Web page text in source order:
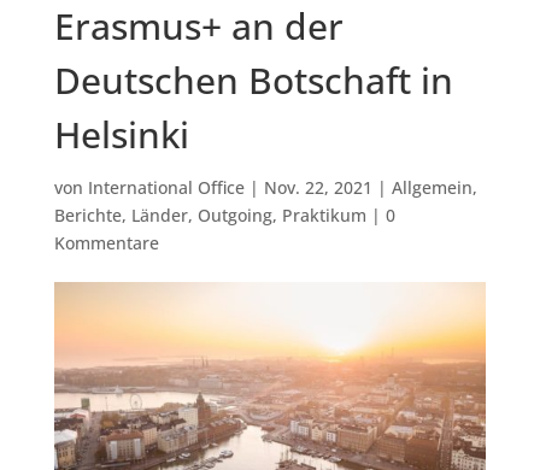
Erasmus+ an der
Deutschen Botschaft in
Helsinki
von International Office| Nov. 22, 2021 | Allgemein,
Berichte, Länder, Outgoing, Praktikum | 0
Kommentare